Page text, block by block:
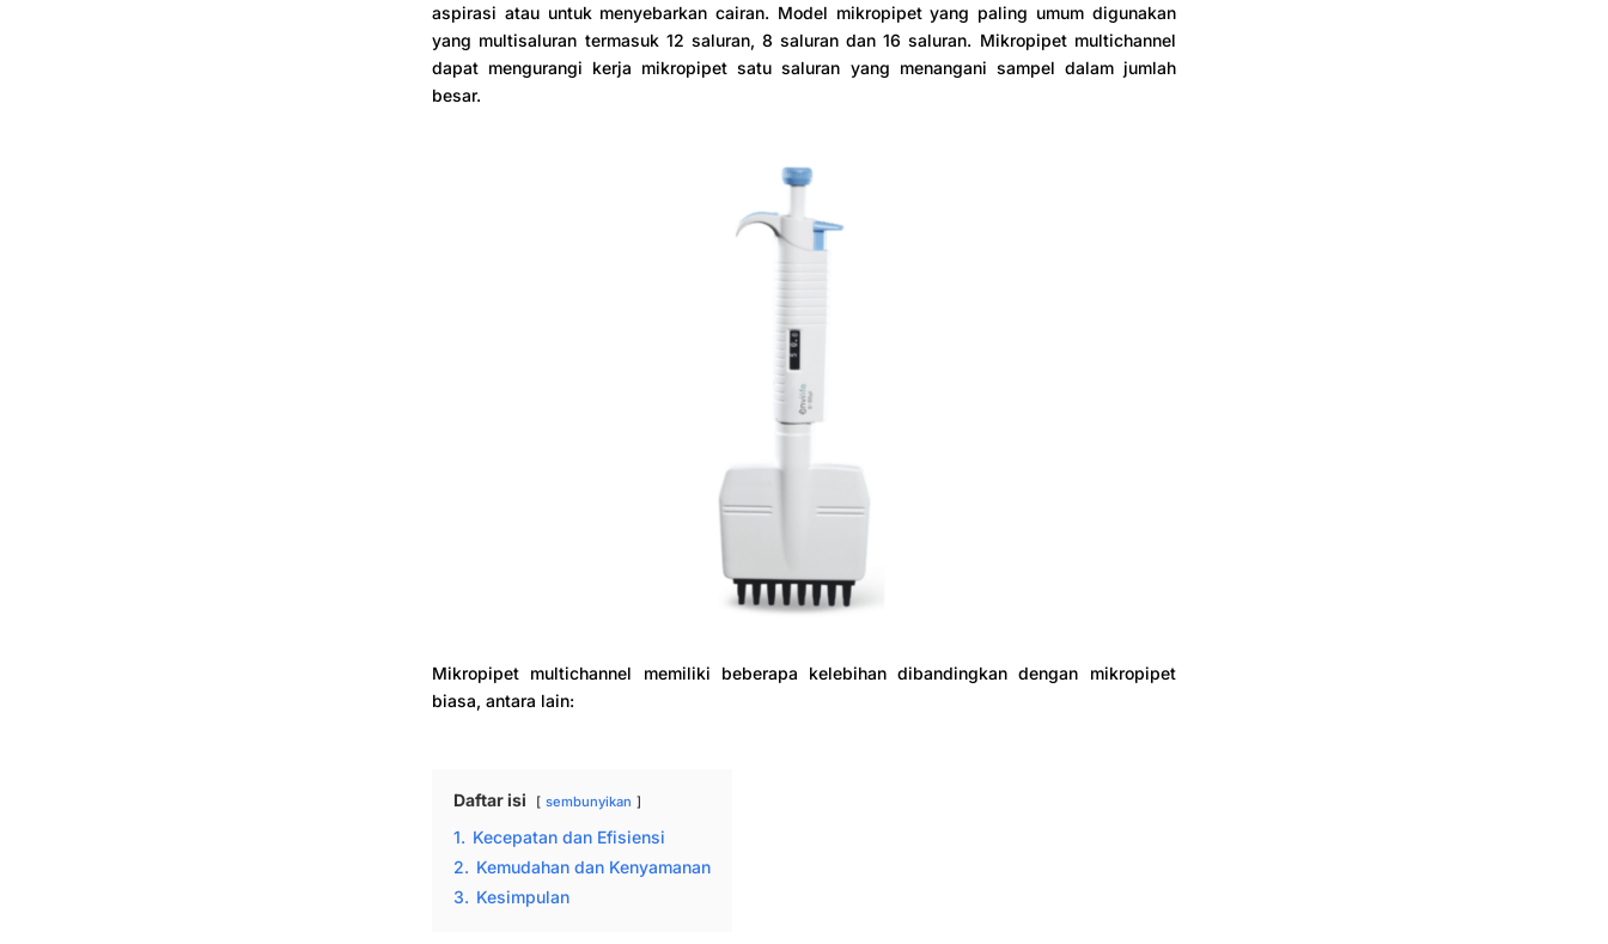
aspirasi atau untuk menyebarkan cairan. Model mikropipet yang paling umum digunakan
yang multisaluran termasuk 12 saluran, 8 saluran dan 16 saluran. Mikropipet multichannel
dapat mengurangi kerja mikropipet satu saluran yang menangani sampel dalam jumlah
besar.
Mikropipet multichannel memiliki beberapa kelebihan dibandingkan dengan mikropipet
biasa, antara lain:
Daftar isi sembunyikan
1. Kecepatan dan Efisiensi
2. Kemudahan dan Kenyamanan
3. Kesimpulan